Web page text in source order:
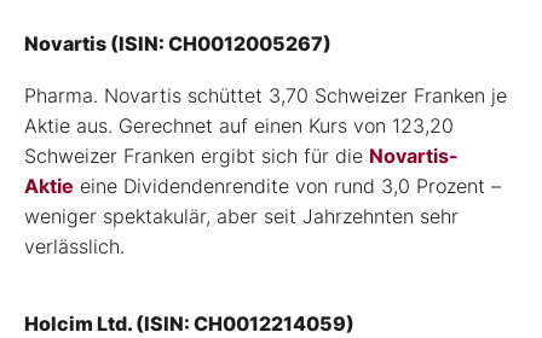
Novartis (ISIN: CH0012005267)
Pharma. Novartis schüttet 3,70 Schweizer Franken je
Aktie aus. Gerechnet auf einen Kurs von 123,20
Schweizer Franken ergibt sich für die Novartis-
Aktie eine Dividendenrendite von rund 3,0 Prozent –
weniger spektakulär, aber seit Jahrzehnten sehr
verlässlich.
Holcim Ltd. (ISIN: CH0012214059)